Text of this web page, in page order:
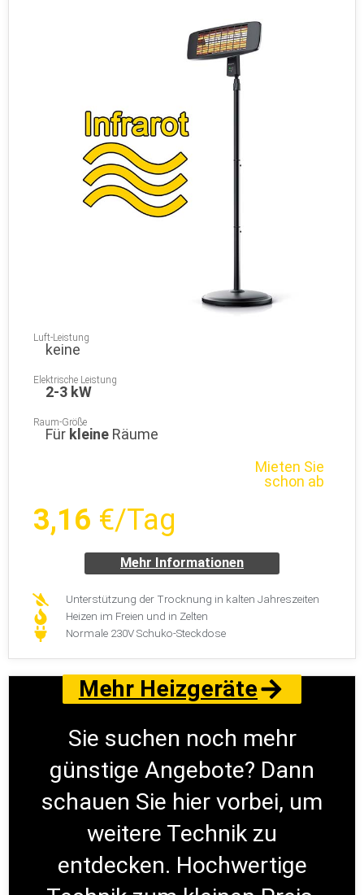
Luft-Leistung
keine
Elektrische Leistung
2-3 kW
Raum-Größe
Für kleine Räume
Mieten Sie
schon ab
3,16 €/Tag
Mehr Informationen
Unterstützung der Trocknung in kalten Jahreszeiten
Heizen im Freien und in Zelten
Normale 230V Schuko-Steckdose
Mehr Heizgeräte
Sie suchen noch mehr
günstige Angebote? Dann
schauen Sie hier vorbei, um
weitere Technik zu
entdecken. Hochwertige